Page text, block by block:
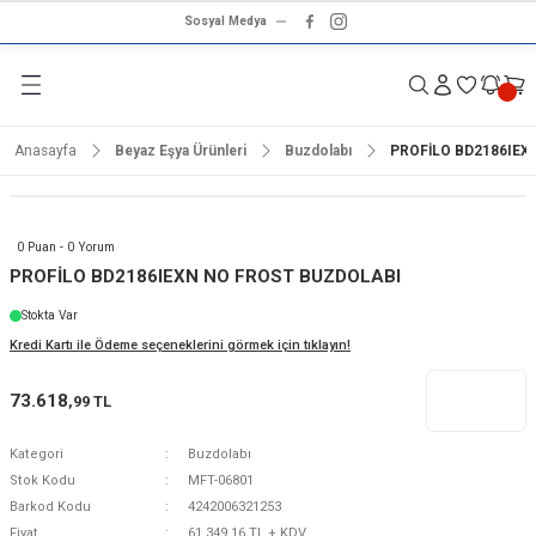
Sosyal Medya
Geri Dön
Geri Dön
Geri Dön
Ürünleri
Geri Dön
& Ses Sistemleri
Geri Dön
Geri Dön
Geri Dön
Anasayfa Beyaz Eşya Ürünleri Buzdolabı PROFİLO
0 Puan - 0 Yorum
PROFİLO BD2186IEXN NO FROST BUZDOLABI
Stokta Var
Kredi Kartı ile Ödeme seçeneklerini görmek için tıklayın!
73.618,99 TL
Kategori
Buzdolabı
Stok Kodu
MFT-06801
Barkod Kodu
4242006321253